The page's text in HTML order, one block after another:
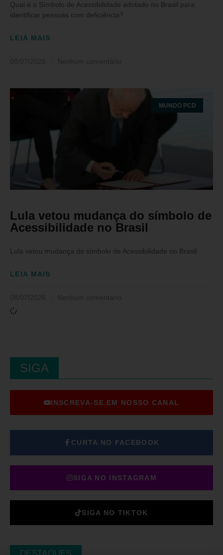
Qual é o Símbolo de Acessibilidade adotado no Brasil para
identificar pessoas com deficiência?
LEIA MAIS
MUNDO PCD
Lula vetou mudança do símbolo de
Acessibilidade no Brasil
Lula vetou mudança do símbolo de Acessibilidade no Brasil
LEIA MAIS
SIGA
INSCREVA-SE EM NOSSO CANAL
CURTA NO FACEBOOK
SIGA NO INSTAGRAM
SIGA NO TIKTOK